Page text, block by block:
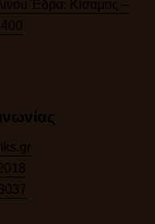
Έδρα: Κίσαμος –